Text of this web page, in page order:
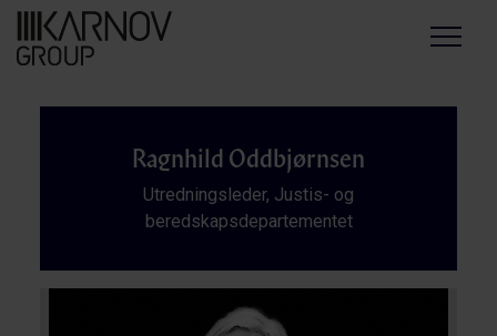
Menu
Ragnhild Oddbjørnsen
Utredningsleder, Justis- og
beredskapsdepartementet